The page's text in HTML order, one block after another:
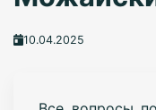
10.04.2025